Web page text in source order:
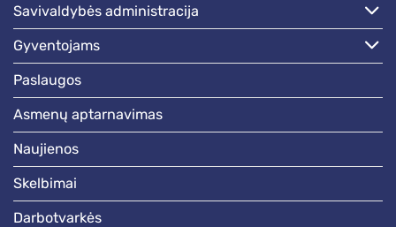
savivaldybės administracija
gyventojams
paslaugos
asmenų aptarnavimas
naujienos
skelbimai
darbotvarkės